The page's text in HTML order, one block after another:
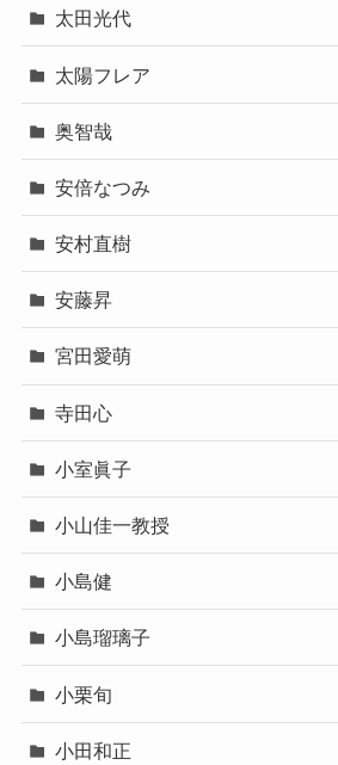
太田光代
太陽フレア
奥智哉
安倍なつみ
安村直樹
安藤昇
宮田愛萌
寺田心
小室眞子
小山佳一教授
小島健
小島瑠璃子
小栗旬
小田和正